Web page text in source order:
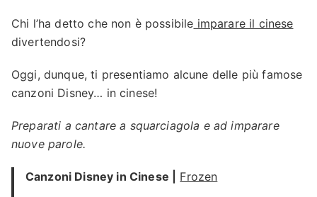
Chi l’ha detto che non è possibile imparare il cinese
divertendosi?
Oggi, dunque, ti presentiamo alcune delle più famose
canzoni Disney… in cinese!
Preparati a cantare a squarciagola e ad imparare
nuove parole.
Canzoni Disney in Cinese | Frozen